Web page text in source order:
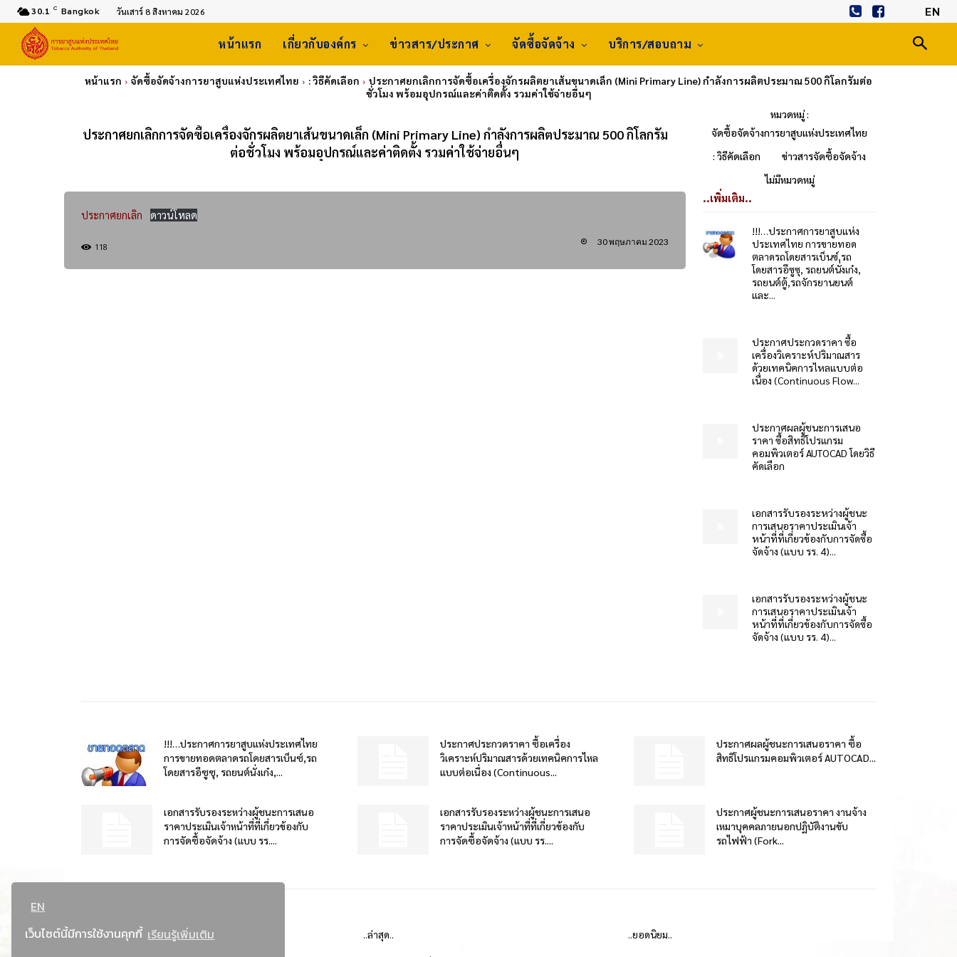
EN
เว็บไซต์นี้มีการใช้งานคุกกี้ เรียนรู้เพิ่มเติม
30.1 C Bangkok วันเสาร์ 8 สิงหาคม 2026 EN
หน้าแรก เกี่ยวกับองค์กร ข่าวสาร/ประกาศ จัดซื้อจัดจ้าง บริการ/สอบถาม
หน้าแรก จัดซื้อจัดจ้างการยาสูบแห่งประเทศไทย : วิธีคัดเลือก
ประกาศยกเลิกการจัดซื้อเครื่องจักรผลิตยาเส้นขนาดเล็ก (Mini Primary Line) กำลังการผลิตประมาณ 500 กิโลกรัมต่อ
ชั่วโมง พร้อมอุปกรณ์และค่าติดตั้ง รวมค่าใช้จ่ายอื่นๆ
ประกาศยกเลิกการจัดซื้อเครื่องจักรผลิตยาเส้นขนาดเล็ก (Mini Primary Line) กำลังการผลิตประมาณ 500 กิโลกรัม
ต่อชั่วโมง พร้อมอุปกรณ์และค่าติดตั้ง รวมค่าใช้จ่ายอื่นๆ
หมวดหมู่ :
จัดซื้อจัดจ้างการยาสูบแห่งประเทศไทย
: วิธีคัดเลือก
ข่าวสารจัดซื้อจัดจ้าง
ไม่มีหมวดหมู่
ประกาศยกเลิก ดาวน์โหลด
118 30 พฤษภาคม 2023
..เพิ่มเติม..
!!!…ประกาศการยาสูบแห่ง
ประเทศไทย การขายทอด
ตลาดรถโดยสารเบ็นซ์,รถ
โดยสารอีซูซุ, รถยนต์นั่งเก๋ง,
รถยนต์ตู้,รถจักรยานยนต์
และ...
ประกาศประกวดราคา ซื้อ
เครื่องวิเคราะห์ปริมาณสาร
ด้วยเทคนิคการไหลแบบต่อ
เนื่อง (Continuous Flow...
ประกาศผลผู้ชนะการเสนอ
ราคา ซื้อสิทธิโปรแกรม
คอมพิวเตอร์ AUTOCAD โดยวิธี
คัดเลือก
เอกสารรับรองระหว่างผู้ชนะ
การเสนอราคาประเมินเจ้า
หน้าที่ที่เกี่ยวข้องกับการจัดซื้อ
จัดจ้าง (แบบ รร. 4)...
เอกสารรับรองระหว่างผู้ชนะ
การเสนอราคาประเมินเจ้า
หน้าที่ที่เกี่ยวข้องกับการจัดซื้อ
จัดจ้าง (แบบ รร. 4)...
!!!…ประกาศการยาสูบแห่งประเทศไทย
การขายทอดตลาดรถโดยสารเบ็นซ์,รถ
โดยสารอีซูซุ, รถยนต์นั่งเก๋ง,...
ประกาศประกวดราคา ซื้อเครื่อง
วิเคราะห์ปริมาณสารด้วยเทคนิคการไหล
แบบต่อเนื่อง (Continuous...
ประกาศผลผู้ชนะการเสนอราคา ซื้อ
สิทธิโปรแกรมคอมพิวเตอร์ AUTOCAD...
เอกสารรับรองระหว่างผู้ชนะการเสนอ
ราคาประเมินเจ้าหน้าที่ที่เกี่ยวข้องกับ
การจัดซื้อจัดจ้าง (แบบ รร....
เอกสารรับรองระหว่างผู้ชนะการเสนอ
ราคาประเมินเจ้าหน้าที่ที่เกี่ยวข้องกับ
การจัดซื้อจัดจ้าง (แบบ รร....
ประกาศผู้ชนะการเสนอราคา งานจ้าง
เหมาบุคคลภายนอกปฏิบัติงานขับ
รถไฟฟ้า (Fork...
..ล่าสุด.. ..ยอดนิยม..